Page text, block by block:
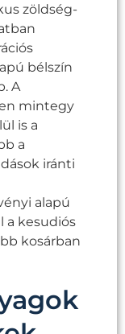
zöldség-
bélszín
A
mintegy
is a
a
iránti
alapú
a kesudiós
kosárban